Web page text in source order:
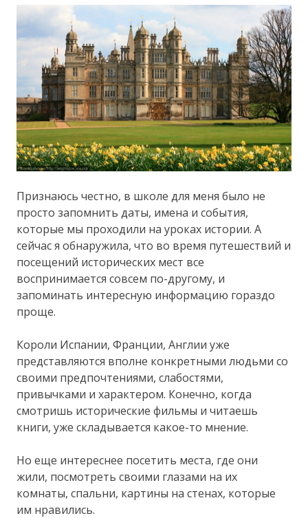
Признаюсь честно, в школе для меня было не
просто запомнить даты, имена и события,
которые мы проходили на уроках истории. А
сейчас я обнаружила, что во время путешествий и
посещений исторических мест все
воспринимается совсем по-другому, и
запоминать интересную информацию гораздо
проще.
Короли Испании, Франции, Англии уже
представляются вполне конкретными людьми со
своими предпочтениями, слабостями,
привычками и характером. Конечно, когда
смотришь исторические фильмы и читаешь
книги, уже складывается какое-то мнение.
Но еще интереснее посетить места, где они
жили, посмотреть своими глазами на их
комнаты, спальни, картины на стенах, которые
им нравились.